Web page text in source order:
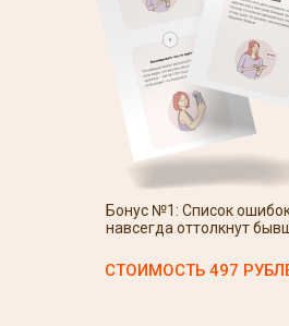
СТОИМОСТЬ 497
Бонус №1: Список
навсегда оттолкнут